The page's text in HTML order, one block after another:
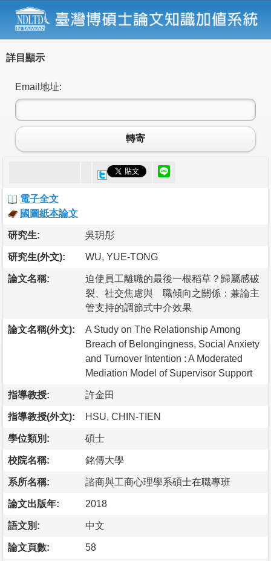
詳目顯示
Email地址:
轉寄
電子全文
國圖紙本論文
研究生: 吳玥彤
研究生(外文): WU, YUE-TONG
論文名稱:
迫使員工離職的最後一根稻草？歸屬感破
裂、社交焦慮與離職傾向之關係：兼論主
管支持的調節式中介效果
論文名稱(外文):
A Study on The Relationship Among
Breach of Belongingness, Social Anxiety
and Turnover Intention : A Moderated
Mediation Model of Supervisor Support
指導教授: 許金田
指導教授(外文): HSU, CHIN-TIEN
學位類別: 碩士
校院名稱: 銘傳大學
系所名稱: 諮商與工商心理學系碩士在職專班
論文出版年: 2018
語文別: 中文
論文頁數: 58